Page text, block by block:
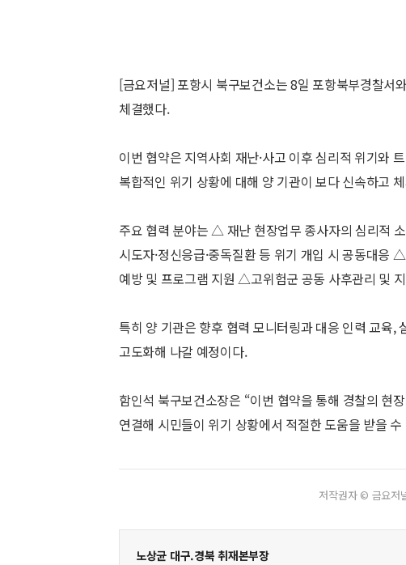
[금요저널] 포항시 북구보건소는 8일 포항북부경찰서
체결했다.
이번 협약은 지역사회 재난·사고 이후 심리적 위기와
복합적인 위기 상황에 대해 양 기관이 보다 신속하고
주요 협력 분야는 △ 재난 현장업무 종사자의 심리적
시도자·정신응급·중독질환 등 위기 개입 시 공동대
예방 및 프로그램 지원 △고위험군 공동 사후관리 및
특히 양 기관은 향후 협력 모니터링과 대응 인력 교육
고도화해 나갈 예정이다.
함인석 북구보건소장은 “이번 협약을 통해 경찰의 현
연결해 시민들이 위기 상황에서 적절한 도움을 받을
저작권자 © 금요저
노상균 대구.경북 취재본부장